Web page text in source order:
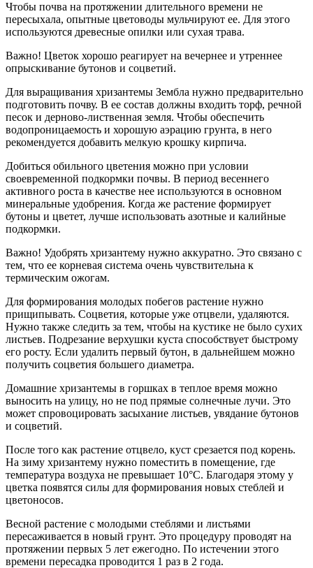
Чтобы почва на протяжении длительного времени не
пересыхала, опытные цветоводы мульчируют ее. Для этого
используются древесные опилки или сухая трава.
Важно! Цветок хорошо реагирует на вечернее и утреннее
опрыскивание бутонов и соцветий.
Для выращивания хризантемы Зембла нужно предварительно
подготовить почву. В ее состав должны входить торф, речной
песок и дерново-лиственная земля. Чтобы обеспечить
водопроницаемость и хорошую аэрацию грунта, в него
рекомендуется добавить мелкую крошку кирпича.
Добиться обильного цветения можно при условии
своевременной подкормки почвы. В период весеннего
активного роста в качестве нее используются в основном
минеральные удобрения. Когда же растение формирует
бутоны и цветет, лучше использовать азотные и калийные
подкормки.
Важно! Удобрять хризантему нужно аккуратно. Это связано с
тем, что ее корневая система очень чувствительна к
термическим ожогам.
Для формирования молодых побегов растение нужно
прищипывать. Соцветия, которые уже отцвели, удаляются.
Нужно также следить за тем, чтобы на кустике не было сухих
листьев. Подрезание верхушки куста способствует быстрому
его росту. Если удалить первый бутон, в дальнейшем можно
получить соцветия большего диаметра.
Домашние хризантемы в горшках в теплое время можно
выносить на улицу, но не под прямые солнечные лучи. Это
может спровоцировать засыхание листьев, увядание бутонов
и соцветий.
После того как растение отцвело, куст срезается под корень.
На зиму хризантему нужно поместить в помещение, где
температура воздуха не превышает 10°С. Благодаря этому у
цветка появятся силы для формирования новых стеблей и
цветоносов.
Весной растение с молодыми стеблями и листьями
пересаживается в новый грунт. Это процедуру проводят на
протяжении первых 5 лет ежегодно. По истечении этого
времени пересадка проводится 1 раз в 2 года.